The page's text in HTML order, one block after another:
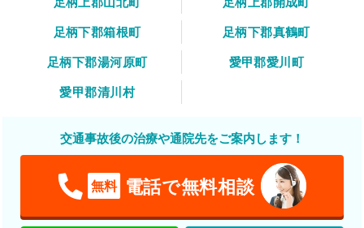
足柄下郡箱根町
足柄下郡真鶴町
足柄下郡湯河原町
愛甲郡愛川町
愛甲郡清川村
交通事故後の治療や通院先をご案内します！
無料 電話で無料相談